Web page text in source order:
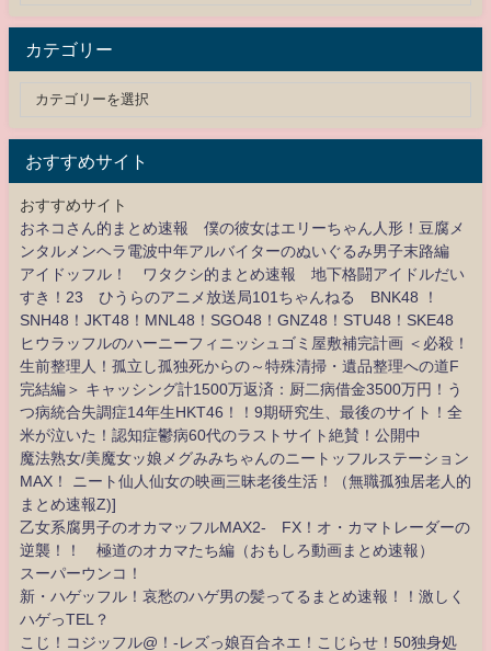
カテゴリー
おすすめサイト
おすすめサイト
おネコさん的まとめ速報 僕の彼女はエリーちゃん人形！豆腐メ
ンタルメンヘラ電波中年アルバイターのぬいぐるみ男子末路編
アイドッフル！ ワタクシ的まとめ速報 地下格闘アイドルだい
すき！23 ひうらのアニメ放送局101ちゃんねる BNK48 ！
SNH48！JKT48！MNL48！SGO48！GNZ48！STU48！SKE48
ヒウラッフルのハーニーフィニッシュゴミ屋敷補完計画 ＜必殺！
生前整理人！孤立し孤独死からの～特殊清掃・遺品整理への道F
完結編＞ キャッシング計1500万返済：厨二病借金3500万円！う
つ病統合失調症14年生HKT46！！9期研究生、最後のサイト！全
米が泣いた！認知症鬱病60代のラストサイト絶賛！公開中
魔法熟女/美魔女ッ娘メグみみちゃんのニートッフルステーション
MAX！ ニート仙人仙女の映画三昧老後生活！（無職孤独居老人的
まとめ速報Z)]
乙女系腐男子のオカマッフルMAX2- FX！オ・カマトレーダーの
逆襲！！ 極道のオカマたち編（おもしろ動画まとめ速報）
スーパーウンコ！
新・ハゲッフル！哀愁のハゲ男の髪ってるまとめ速報！！激しく
ハゲっTEL？
こじ！コジッフル@！-レズっ娘百合ネエ！こじらせ！50独身処